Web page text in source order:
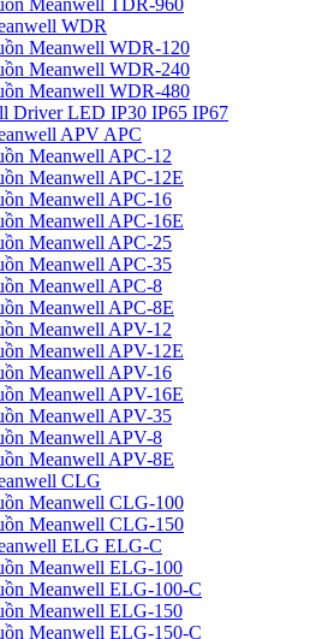
WDR
Meanwell WDR-120
Meanwell WDR-240
Meanwell WDR-480
Driver LED IP30 IP65 IP67
APV APC
Meanwell APC-12
Meanwell APC-12E
Meanwell APC-16
Meanwell APC-16E
Meanwell APC-25
Meanwell APC-35
Meanwell APC-8
Meanwell APC-8E
Meanwell APV-12
Meanwell APV-12E
Meanwell APV-16
Meanwell APV-16E
Meanwell APV-35
Meanwell APV-8
Meanwell APV-8E
CLG
Meanwell CLG-100
Meanwell CLG-150
ELG ELG-C
Meanwell ELG-100
Meanwell ELG-100-C
Meanwell ELG-150
Meanwell ELG-150-C